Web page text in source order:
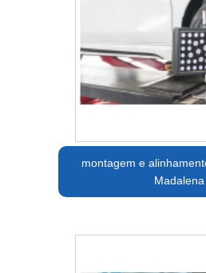
montagem e
Madalena